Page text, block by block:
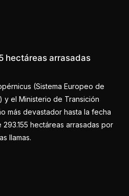
hectáreas arrasadas
(Sistema Europeo de
y el Ministerio de Transición
más devastador hasta la fecha
hectáreas arrasadas por
llamas.